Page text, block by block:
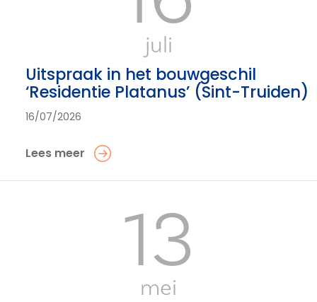
juli
Uitspraak in het bouwgeschil
‘Residentie Platanus’ (Sint-Truiden)
16/07/2026
Lees meer
13
mei